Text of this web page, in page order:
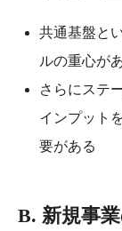
共通基盤と
ルの重心が
さらにステ
インプット
要がある
B. 新規事